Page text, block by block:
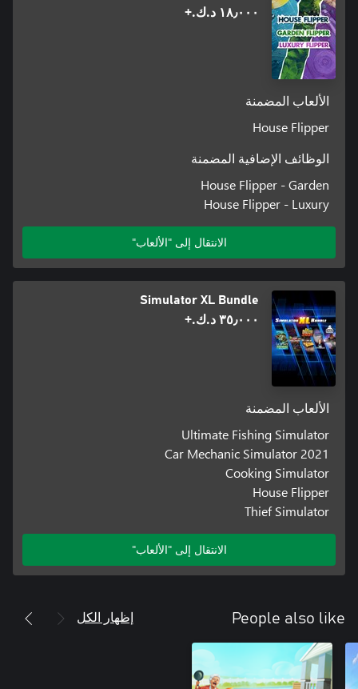
١٨٫٠٠٠ د.ك.‏+
الألعاب المضمنة
House Flipper
الوظائف الإضافية المضمنة
House Flipper - Garden
House Flipper - Luxury
الانتقال إلى "الألعاب"
Simulator XL Bundle
٣٥٫٠٠٠ د.ك.‏+
الألعاب المضمنة
Ultimate Fishing Simulator
Car Mechanic Simulator 2021
Cooking Simulator
House Flipper
Thief Simulator
الانتقال إلى "الألعاب"
People also like إظهار الكل